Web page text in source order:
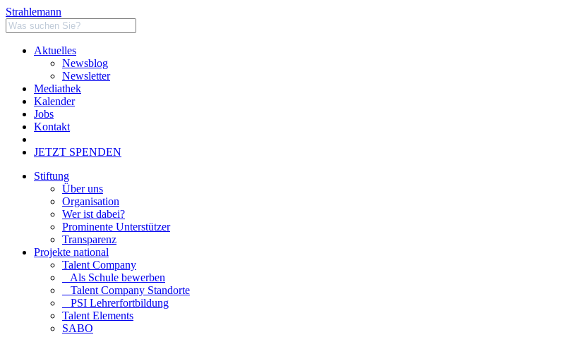
Strahlemann
Aktuelles
Newsblog
Newsletter
Mediathek
Kalender
Jobs
Kontakt
JETZT SPENDEN
Stiftung
Über uns
Organisation
Wer ist dabei?
Prominente Unterstützer
Transparenz
Projekte national
Talent Company
Als Schule bewerben
Talent Company Standorte
PSI Lehrerfortbildung
Talent Elements
SABO